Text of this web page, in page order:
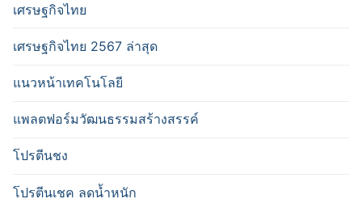
เศรษฐกิจไทย
เศรษฐกิจไทย 2567 ล่าสุด
แนวหน้าเทคโนโลยี
แพลตฟอร์มวัฒนธรรมสร้างสรรค์
โปรตีนชง
โปรตีนเชค ลดน้ำหนัก